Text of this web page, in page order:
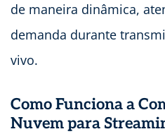
de maneira dinâmica,
demanda durante
vivo.
Como Funciona a
Nuvem para